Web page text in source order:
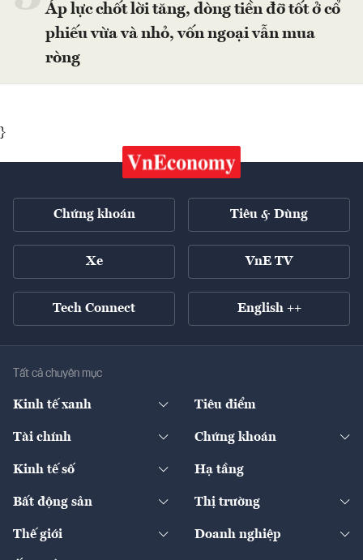
Áp lực chốt lời tăng, dòng tiền đỡ tốt ở cổ
phiếu vừa và nhỏ, vốn ngoại vẫn mua
ròng
}
Chứng khoán Tiêu & Dùng
Xe VnE TV
Tech Connect English ++
Tất cả chuyên mục
Kinh tế xanh
Diễn đàn
Tiêu điểm
Tài chính
Ngân hàng
Bảo hiểm
Chứng khoán
Doanh nghiệp niêm yết
Kinh tế số
Sản phẩm - Thị trường
Hạ tầng
Bất động sản
Chính sách
Thị trường
Thế giới
Kinh tế
Doanh nghiệp